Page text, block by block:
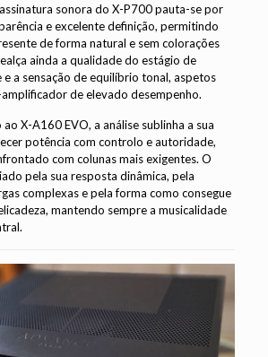
sonora do X-P700 pauta-se por
e excelente definição, permitindo
de forma natural e sem colorações
ainda a qualidade do estágio de
a sensação de equilíbrio tonal, aspetos
de elevado desempenho.
X-A160 EVO, a análise sublinha a sua
potência com controlo e autoridade,
com colunas mais exigentes. O
pela sua resposta dinâmica, pela
complexas e pela forma como consegue
mantendo sempre a musicalidade